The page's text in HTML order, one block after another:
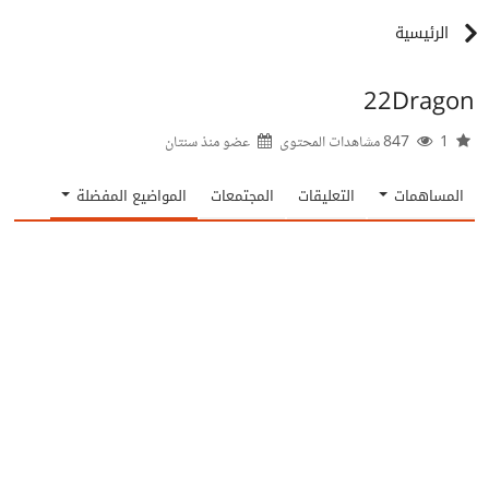
الرئيسية
22Dragon
عضو منذسنتان
المساهمات التعليقات المجتمعات المواضيع المفضلة